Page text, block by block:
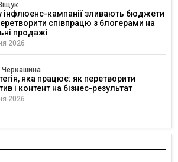
інфлюенс-кампанії зливають бюджети
співпрацю з блогерами на
продажі
2026
Черкашина
яка працює: як перетворити
і контент на бізнес-результат
2026